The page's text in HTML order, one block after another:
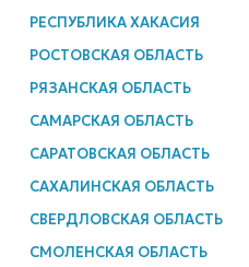
РЕСПУБЛИКА ХАКАСИЯ
РОСТОВСКАЯ ОБЛАСТЬ
РЯЗАНСКАЯ ОБЛАСТЬ
САМАРСКАЯ ОБЛАСТЬ
САРАТОВСКАЯ ОБЛАСТЬ
САХАЛИНСКАЯ ОБЛАСТЬ
СВЕРДЛОВСКАЯ ОБЛАСТЬ
СМОЛЕНСКАЯ ОБЛАСТЬ